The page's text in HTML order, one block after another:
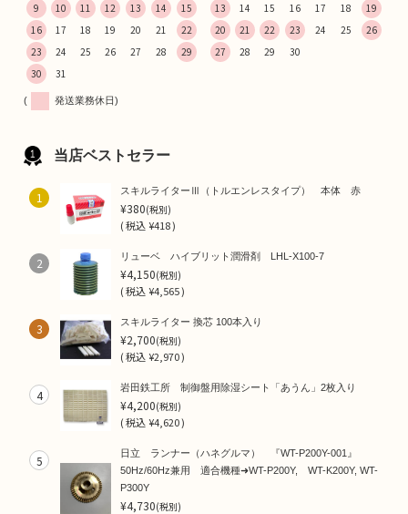
9
10 11 12 13 14
15
16
17 18 19 20 21
22
23
24 25 26 27 28
29
30
31
13
14 15 16 17 18
19
20
21 22 23 24 25
26
27
28 29 30
( 発送業務休日)
当店ベストセラー
1 スキルライターⅢ（トルエンレスタイプ） 本体 赤
¥380(税別)
(税込¥418 )
2 リューベ ハイブリット潤滑剤 LHL-X100-7
¥4,150(税別)
(税込¥4,565 )
3 スキルライター 換芯 100本入り
¥2,700(税別)
(税込¥2,970 )
4 岩田鉄工所 制御盤用除湿シート「あうん」2枚入り
¥4,200(税別)
(税込¥4,620 )
5
日立 ランナー（ハネグルマ） 『WT-P200Y-001』
50Hz/60Hz兼用 適合機種➜WT-P200Y, WT-K200Y, WT-
P300Y
¥4,730(税別)